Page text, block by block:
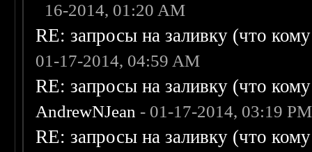
16-2014, 01:20 AM
RE: запросы на заливку (что
01-17-2014, 04:59 AM
RE: запросы на заливку (что
AndrewNJean - 01-17-2014, 03:19 PM
RE: запросы на заливку (что